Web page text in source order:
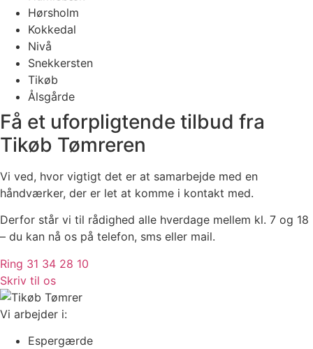
Hørsholm
Kokkedal
Nivå
Snekkersten
Tikøb
Ålsgårde
Få et uforpligtende tilbud fra
Tikøb Tømreren
Vi ved, hvor vigtigt det er at samarbejde med en
håndværker, der er let at komme i kontakt med.
Derfor står vi til rådighed alle hverdage mellem kl. 7 og 18
– du kan nå os på telefon, sms eller mail.
Ring 31 34 28 10
Skriv til os
Vi arbejder i:
Espergærde